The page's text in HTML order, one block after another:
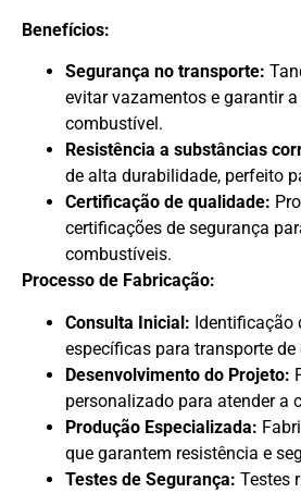
Benefícios:
Segurança no transporte:
evitar vazamentos e garantir
combustível.
Resistência a substâncias
de alta durabilidade, perfeito
Certificação de qualidade:
certificações de segurança
combustíveis.
Processo de Fabricação:
Consulta Inicial: Identificação
específicas para transporte
Desenvolvimento do Projeto:
personalizado para atender a
Produção Especializada:
que garantem resistência e
Testes de Segurança: Testes